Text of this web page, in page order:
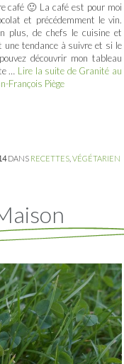
café 🙂 La café est pour moi
et précédemment le vin.
plus, de chefs le cuisine et
une tendance à suivre et si le
découvrir mon tableau
… Lire la suite de Granité au
François Piège
DANS RECETTES VÉGÉTARIEN